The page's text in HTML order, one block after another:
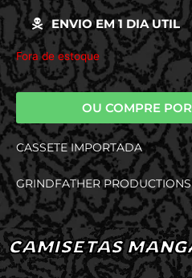
ENVIO EM 1 DIA UTIL
Fora de estoque
OU COMPRE
CASSETE IMPORTADA
GRINDFATHER PRODUCTIONS
CAMISETAS